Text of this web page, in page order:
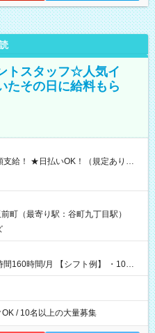
トスタッフ☆人気イ
たその日に給料もら
仕事後はコンビニATMから 日払
町（最寄り駅：谷町九丁目駅）
シフト例】 ・10：
/ 10名以上の大量募集